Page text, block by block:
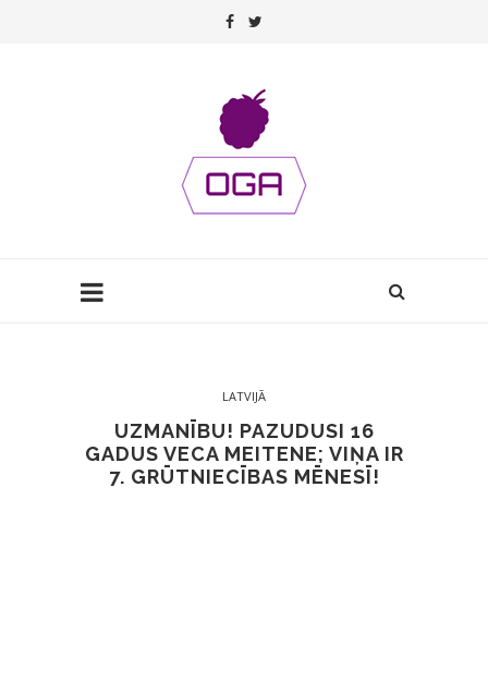
LATVIJĀ
UZMANĪBU! PAZUDUSI 16
GADUS VECA MEITENE; VIŅA IR
7. GRŪTNIECĪBAS MĒNESĪ!